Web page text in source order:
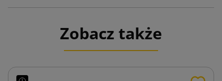
Zobacz także